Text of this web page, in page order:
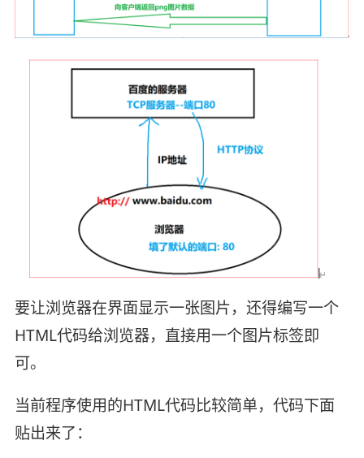
要让浏览器在界面显示一张图片，还得编写一个
HTML代码给浏览器，直接用一个图片标签即
可。
当前程序使用的HTML代码比较简单，代码下面
贴出来了：